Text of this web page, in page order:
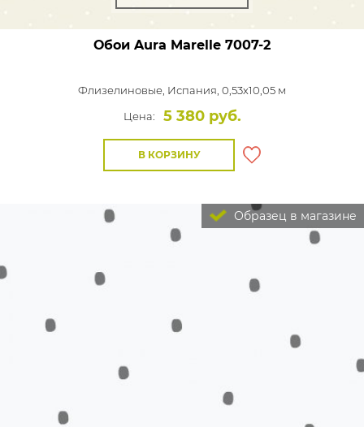
Обои Aura Marelle 7007-2
Флизелиновые, Испания, 0,53x10,05 м
Цена:
5 380 руб.
В КОРЗИНУ
Образец в магазине